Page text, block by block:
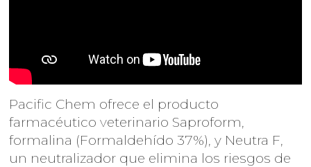
Pacific Chem ofrece el producto
farmacéutico veterinario Saproform,
formalina (Formaldehído 37%), y Neutra F,
un neutralizador que elimina los riesgos de